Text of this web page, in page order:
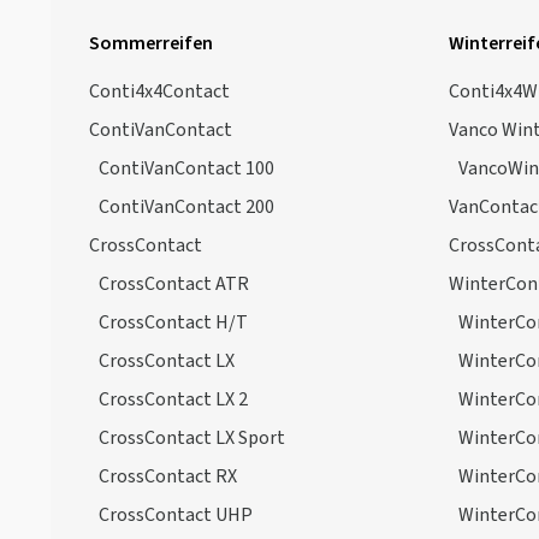
SportContact 5 P SUV
(6)
SportContact 5 SUV SSR
SportContact 6
SportContact 6 ContiSeal
SportContact 6 SSR
SportContact 7 ContiSeal
SportContact 7 Force
UltraContact (137)
UltraContact NXT
Vanco 2 (3)
Sommerreifen
Conti4x4Contact
ContiVanContact
ContiVanContact 100
ContiVanContact 200
CrossContact
CrossContact ATR
CrossContact H/T
CrossContact LX
CrossContact LX 2
CrossContact LX Sport
CrossContact RX
CrossContact UHP
Vanco